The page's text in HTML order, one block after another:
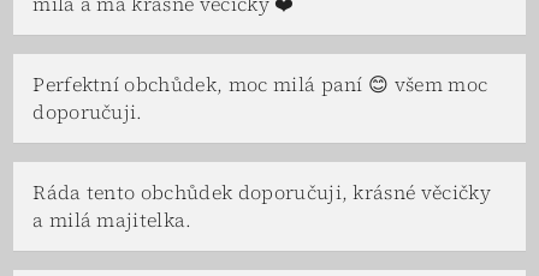
Perfektní obchůdek, moc milá paní 😊 všem moc
doporučuji.
Ráda tento obchůdek doporučuji, krásné věcičky
a milá majitelka.